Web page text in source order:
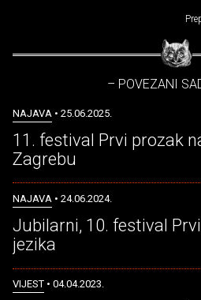
– POVEZANI
NAJAVA • 25.06.2025.
11. festival Prvi prozak
Zagrebu
NAJAVA • 24.06.2024.
Jubilarni, 10. festival
jezika
VIJEST • 04.04.2023.